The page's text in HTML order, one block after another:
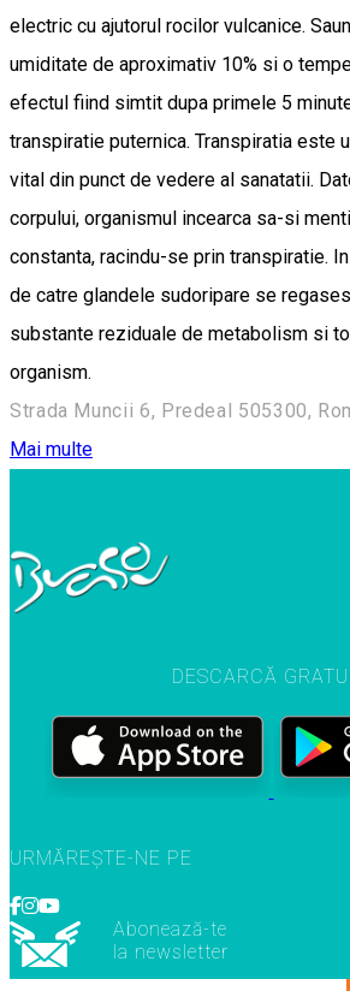
electric cu ajutorul rocilor vulcanice.
umiditate de aproximativ 10% si o
efectul fiind simtit dupa primele 5
transpiratie puternica. Transpiratia este
vital din punct de vedere al sanatatii.
corpului, organismul incearca sa-si
constanta, racindu-se prin transpiratie.
de catre glandele sudoripare se
substante reziduale de metabolism si
organism.
Strada Muncii 6, Predeal 505300,
Mai multe
DESCARCĂ
URMĂREȘTE-NE PE
Abonează-te
la newsletter